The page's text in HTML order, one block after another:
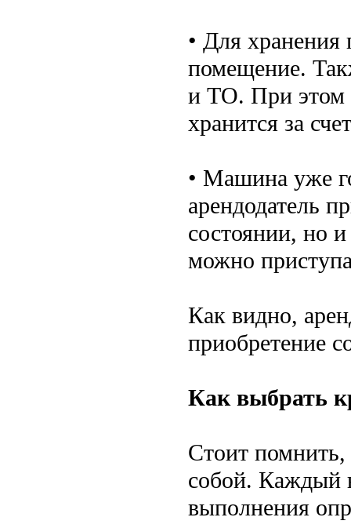
• Для хранения
помещение.
и ТО. При этом
хранится за
• Машина уже
арендодатель
состоянии, но
можно
Как видно,
приобретение
Как выбрать
Стоит
собой. Каждый
выполнения